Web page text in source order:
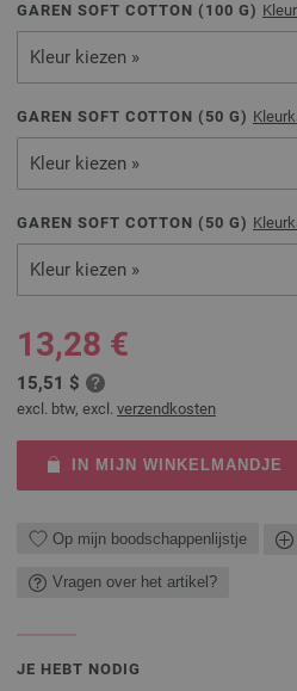
GAREN SOFT COTTON ( 100 G)
Kleur kiezen »
GAREN SOFT COTTON ( 50 G)
Kleur kiezen »
GAREN SOFT COTTON ( 50 G)
Kleur kiezen »
13,28 €
15,51 $
excl. btw, excl. verzendkosten
IN MIJN WINKELMANDJE
Op mijn boodschappenlijstje
Vragen over het artikel?
JE HEBT NODIG